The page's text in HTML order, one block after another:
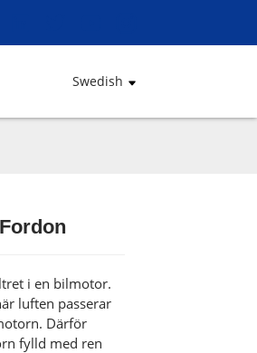
Swedish
i en bilmotor.
luften passerar
Därför
fylld med ren